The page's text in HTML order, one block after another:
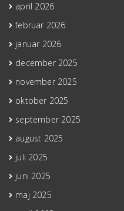
april 2026
februar 2026
januar 2026
december 2025
november 2025
oktober 2025
september 2025
august 2025
juli 2025
juni 2025
maj 2025